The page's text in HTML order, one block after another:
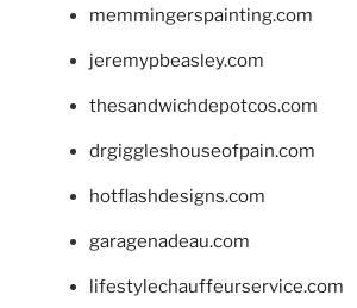
memmingerspainting.com
jeremypbeasley.com
thesandwichdepotcos.com
drgiggleshouseofpain.com
hotflashdesigns.com
garagenadeau.com
lifestylechauffeurservice.com